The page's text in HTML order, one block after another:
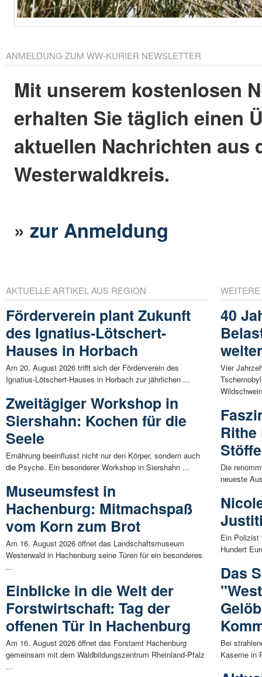
ANMELDUNG ZUM WW-KURIER NEWSLETTER
Mit unserem kostenlosen
erhalten Sie täglich einen
aktuellen Nachrichten aus
Westerwaldkreis.
»zur Anmeldung
AKTUELLE ARTIKEL AUS REGION
Förderverein plant Zukunft
des Ignatius-Lötschert-
Hauses in Horbach
Am 20. August 2026 trifft sich der Förderverein des
Ignatius-Lötschert-Hauses in Horbach zur jährlichen ...
Zweitägiger Workshop in
Siershahn: Kochen für die
Seele
Ernährung beeinflusst nicht nur den Körper, sondern auch
die Psyche. Ein besonderer Workshop in Siershahn ...
Museumsfest in
Hachenburg: Mitmachspaß
vom Korn zum Brot
Am 16. August 2026 öffnet das Landschaftsmuseum
Westerwald in Hachenburg seine Türen für ein besonderes
...
Einblicke in die Welt der
Forstwirtschaft: Tag der
offenen Tür in Hachenburg
Am 16. August 2026 öffnet das Forstamt Hachenburg
gemeinsam mit dem Waldbildungszentrum Rheinland-Pfalz
...
40
Vier
Die
neueste
Ein Polizist
Hundert
Das
Bei
Kaserne in